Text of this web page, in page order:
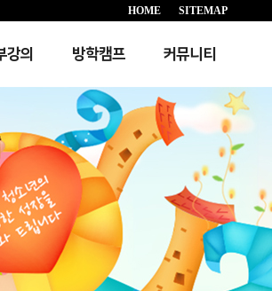
HOME SITEMAP
강의 방학캠프 커뮤니티